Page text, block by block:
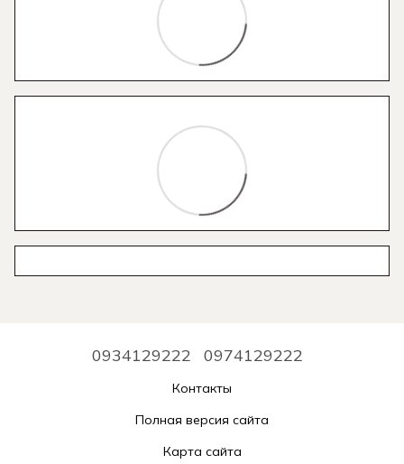
0934129222 0974129222
Контакты
Полная версия сайта
Карта сайта